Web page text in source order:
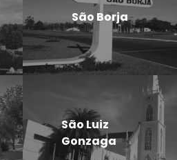
São Borja
São Luiz
Gonzaga